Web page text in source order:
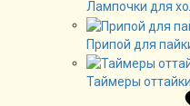
Лампочки для
Припой для
Таймеры